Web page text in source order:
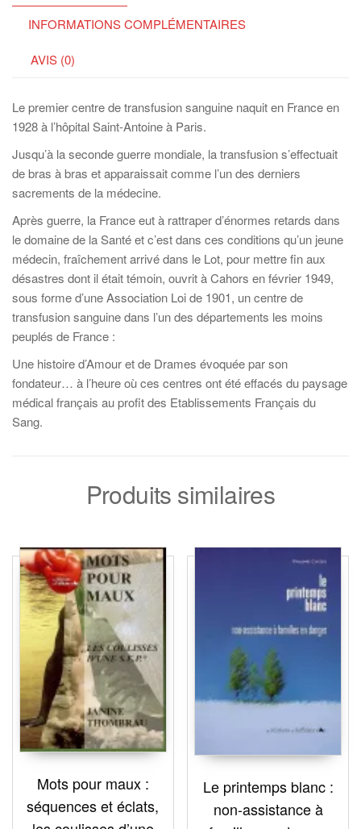
INFORMATIONS COMPLÉMENTAIRES
AVIS (0)
Le premier centre de transfusion sanguine naquit en France en
1928 à l’hôpital Saint-Antoine à Paris.
Jusqu’à la seconde guerre mondiale, la transfusion s’effectuait
de bras à bras et apparaissait comme l’un des derniers
sacrements de la médecine.
Après guerre, la France eut à rattraper d’énormes retards dans
le domaine de la Santé et c’est dans ces conditions qu’un jeune
médecin, fraîchement arrivé dans le Lot, pour mettre fin aux
désastres dont il était témoin, ouvrit à Cahors en février 1949,
sous forme d’une Association Loi de 1901, un centre de
transfusion sanguine dans l’un des départements les moins
peuplés de France :
Une histoire d’Amour et de Drames évoquée par son
fondateur… à l’heure où ces centres ont été effacés du paysage
médical français au profit des Etablissements Français du
Sang.
Produits similaires
Mots pour maux :
séquences et éclats,
Le printemps blanc :
non-assistance à